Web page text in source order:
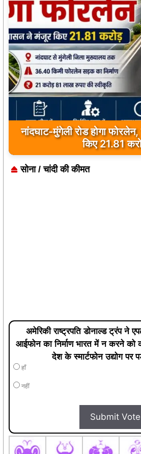
पूजा-पाठ के बाद वृद्ध ने मंदिर
फंदे पर मिला
सोना / चांदी की कीमत
अमेरिकी राष्ट्रपति डोनाल्ड ट्रंप ने
आईफोन का निर्माण भारत में न करने को
देश के स्मार्टफोन उद्योग पर
हाँ
नहीं
Submit Vote